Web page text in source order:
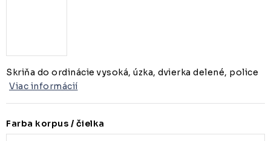
Skriňa do ordinácie vysoká, úzka, dvierka delené, police
Viac informácií
Farba korpus / čielka